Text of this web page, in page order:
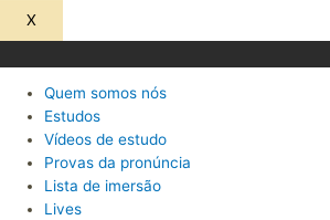
X
Quem somos nós
Estudos
Vídeos de estudo
Provas da pronúncia
Lista de imersão
Lives